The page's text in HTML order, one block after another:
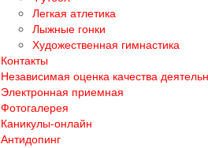
Легкая атлетика
Лыжные гонки
Художественная гимнастика
Контакты
Независимая оценка качества
Электронная приемная
Фотогалерея
Каникулы-онлайн
Антидопинг